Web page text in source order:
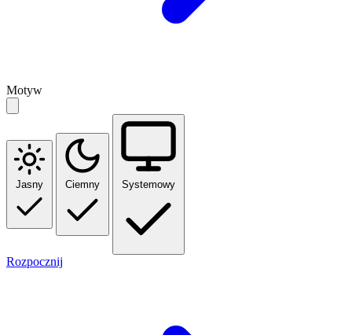
Motyw
Jasny Ciemny Systemowy
Rozpocznij